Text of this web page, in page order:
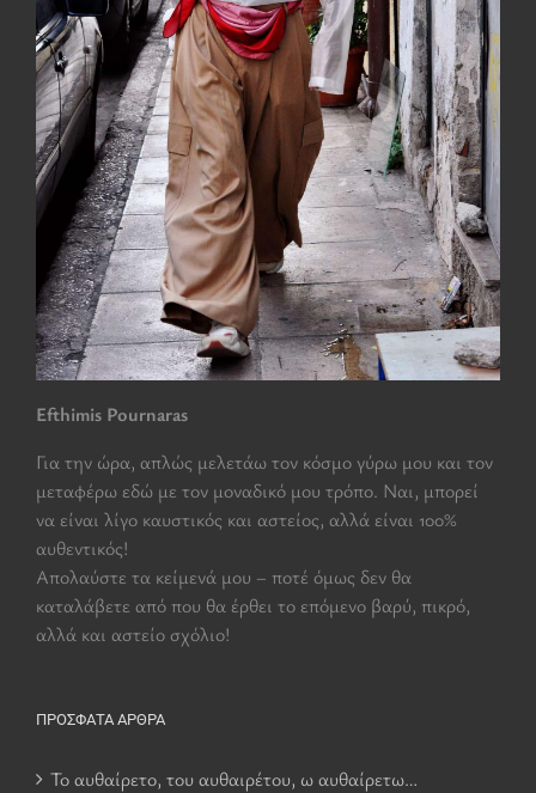
Efthimis Pournaras
Για την ώρα, απλώς μελετάω τον κόσμο γύρω μου και τον
μεταφέρω εδώ με τον μοναδικό μου τρόπο. Ναι, μπορεί
να είναι λίγο καυστικός και αστείος, αλλά είναι 100%
αυθεντικός!
Aπολαύστε τα κείμενά μου – ποτέ όμως δεν θα
καταλάβετε από που θα έρθει το επόμενο βαρύ, πικρό,
αλλά και αστείο σχόλιο!
ΠΡΌΣΦΑΤΑ ΆΡΘΡΑ
Το αυθαίρετο, του αυθαιρέτου, ω αυθαίρετω…